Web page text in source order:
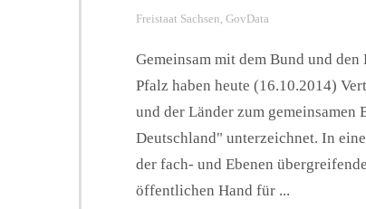
Freistaat Sachsen, GovData
Gemeinsam mit dem Bund und
Pfalz haben heute (16.10.2014)
und der Länder zum
Deutschland" unterzeichnet. In
der fach- und Ebenen
öffentlichen Hand für ...